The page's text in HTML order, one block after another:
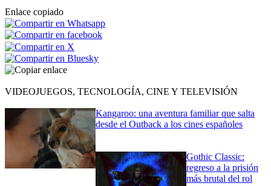
Enlace copiado
VIDEOJUEGOS, TECNOLOGÍA, CINE Y TELEVISIÓN
Kangaroo: una aventura familiar que salta
desde el Outback a los cines españoles
Gothic Classic:
regreso a la prisión
más brutal del rol